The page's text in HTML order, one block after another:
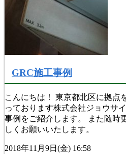
GRC施工事例
こんにちは！ 東京都北区に拠点
っております株式会社ジョウサ
事例をご紹介します。 また随時
しくお願いいたします。
2018年11月9日(金) 16:58